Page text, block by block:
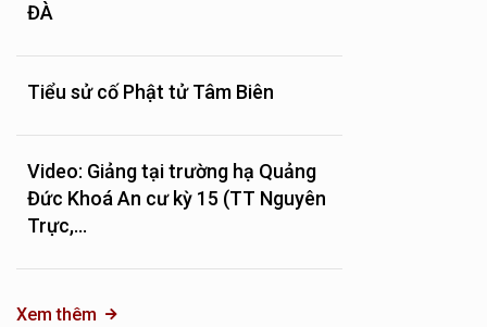
ĐÀ
Tiểu sử cố Phật tử Tâm Biên
Video: Giảng tại trường hạ Quảng
Đức Khoá An cư kỳ 15 (TT Nguyên
Trực,...
Xem thêm